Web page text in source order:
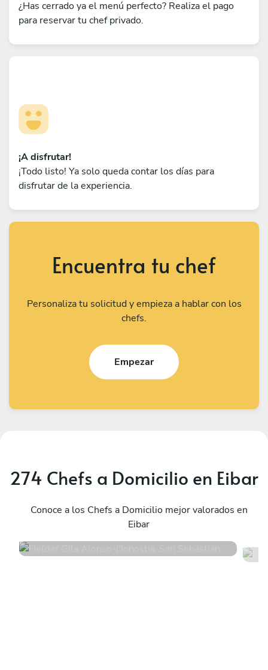
¿Has cerrado ya el menú perfecto? Realiza el pago
para reservar tu chef privado.
¡A disfrutar!
¡Todo listo! Ya solo queda contar los días para
disfrutar de la experiencia.
Encuentra tu chef
Personaliza tu solicitud y empieza a hablar con los
chefs.
Empezar
274 Chefs a Domicilio en Eibar
Conoce a los Chefs a Domicilio mejor valorados en
Eibar
Donostia-San Sebastian